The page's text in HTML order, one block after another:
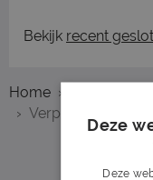
Bekijk recent
Home
Verpleegkundige
Deze
Deze